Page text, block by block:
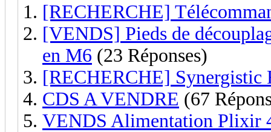
[RECHERCHE]
[VENDS] Pieds de
en M6 (23 Réponses)
[RECHERCHE] Synergistic
CDS A VENDRE (67
VENDS Alimentation Plixir